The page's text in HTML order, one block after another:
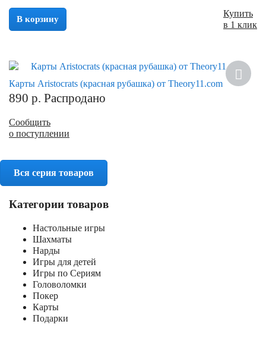
В корзину
Купить
в 1 клик
Карты Aristocrats (красная рубашка) от Theory11.com
890 р. Распродано
Сообщить
о поступлении
Вся серия товаров
Категории товаров
Настольные игры
Шахматы
Нарды
Игры для детей
Игры по Сериям
Головоломки
Покер
Карты
Подарки